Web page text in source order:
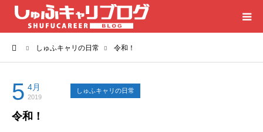
しゅふキャリの日常 令和！
5 4月
2019
しゅふキャリの日常
令和！
HOME
カテゴリー
岐阜のお仕事探しは「しゅふキャリ」